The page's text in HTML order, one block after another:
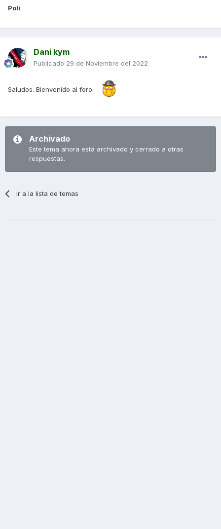
Poli
Dani kym
Publicado 29 de Noviembre del 2022
Saludos. Bienvenido al foro.
Archivado
Este tema ahora está archivado y cerrado a otras
respuestas.
Ir a la lista de temas